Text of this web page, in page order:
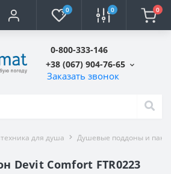
0 0 0
0-800-333-146
+38 (067) 904-76-65
Заказать звонок
для душа Душевые поддоны и
Devit Comfort FTR0223